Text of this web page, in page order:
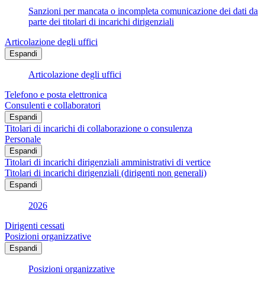
Sanzioni per mancata o incompleta comunicazione dei dati da
parte dei titolari di incarichi dirigenziali
Articolazione degli uffici
Espandi
Articolazione degli uffici
Telefono e posta elettronica
Consulenti e collaboratori
Espandi
Titolari di incarichi di collaborazione o consulenza
Personale
Espandi
Titolari di incarichi dirigenziali amministrativi di vertice
Titolari di incarichi dirigenziali (dirigenti non generali)
Espandi
2026
Dirigenti cessati
Posizioni organizzative
Espandi
Posizioni organizzative